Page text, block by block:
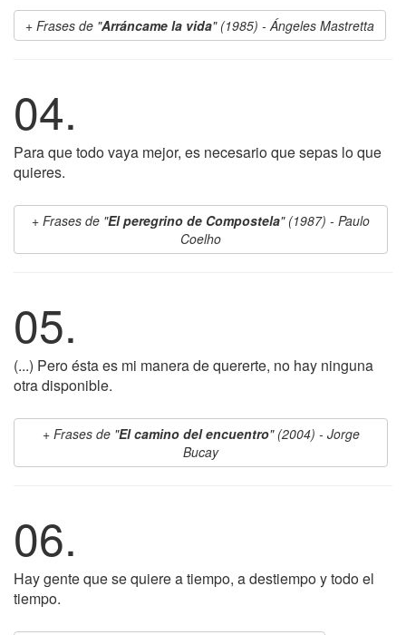
Frases de "Arráncame la vida" (1985) - Ángeles Mastretta
04.
Para que todo vaya mejor, es necesario que sepas lo que
quieres.
Frases de "El peregrino de Compostela" (1987) - Paulo
Coelho
05.
(...) Pero ésta es mi manera de quererte, no hay ninguna
otra disponible.
Frases de "El camino del encuentro" (2004) - Jorge
Bucay
06.
Hay gente que se quiere a tiempo, a destiempo y todo el
tiempo.